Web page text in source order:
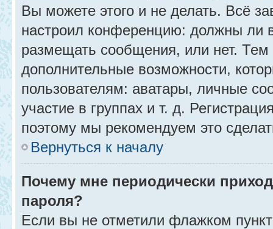
Вы можете этого и не делать. Всё
настроил конференцию: должны ли
размещать сообщения, или нет.
дополнительные возможности,
пользователям: аватары, личные
участие в группах и т. д.
поэтому мы рекомендуем это
Вернуться к началу
Почему мне периодически
пароля?
Если вы не отметили флажком